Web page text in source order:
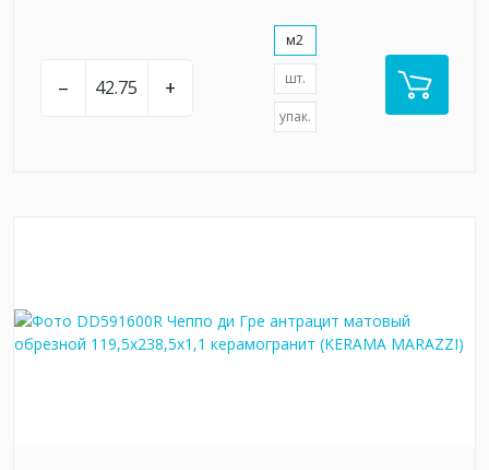
– +
м2
шт.
упак.